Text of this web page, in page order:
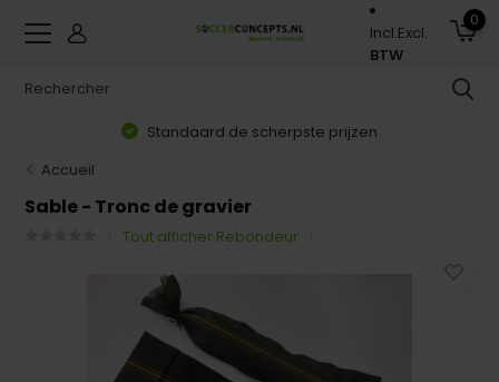
Incl.Excl.
BTW
0
Standaard de scherpste prijzen
Accueil
Sable - Tronc de gravier
Tout afficher Rebondeur